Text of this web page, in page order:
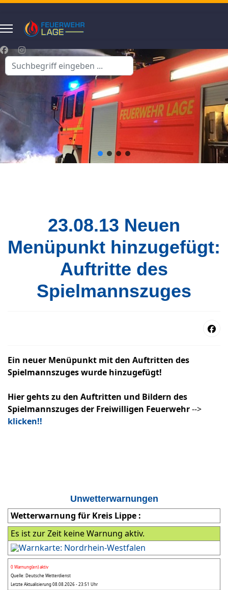
Suchen
...
23.08.13 Neuen
Menüpunkt hinzugefügt:
Auftritte des
Spielmannszuges
Ein neuer Menüpunkt mit den Auftritten des
Spielmannszuges wurde hinzugefügt!
Hier gehts zu den Auftritten und Bildern des
Spielmannszuges der Freiwilligen Feuerwehr-->
klicken!!
Unwetterwarnungen
Wetterwarnung für Kreis Lippe :
Es ist zur Zeit keine Warnung aktiv.
0 Warnung(en) aktiv
Quelle: Deutsche Wetterdienst
Letzte Aktualisierung 08.08.2026 - 23:51 Uhr